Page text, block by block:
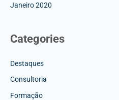
Janeiro 2020
Categories
Destaques
Consultoria
Formação